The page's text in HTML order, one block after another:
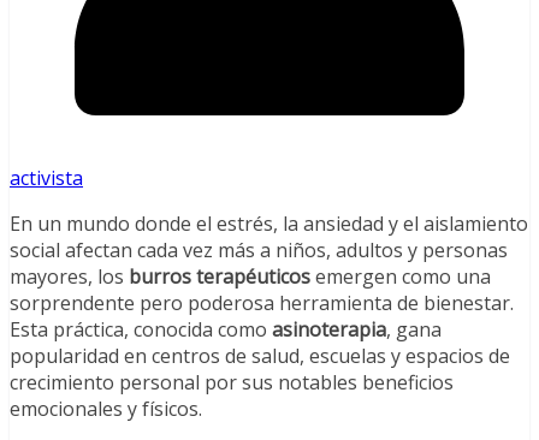
activista
En un mundo donde el estrés, la ansiedad y el aislamiento
social afectan cada vez más a niños, adultos y personas
mayores, los burros terapéuticosemergen como una
sorprendente pero poderosa herramienta de bienestar.
Esta práctica, conocida como asinoterapia, gana
popularidad en centros de salud, escuelas y espacios de
crecimiento personal por sus notables beneficios
emocionales y físicos.